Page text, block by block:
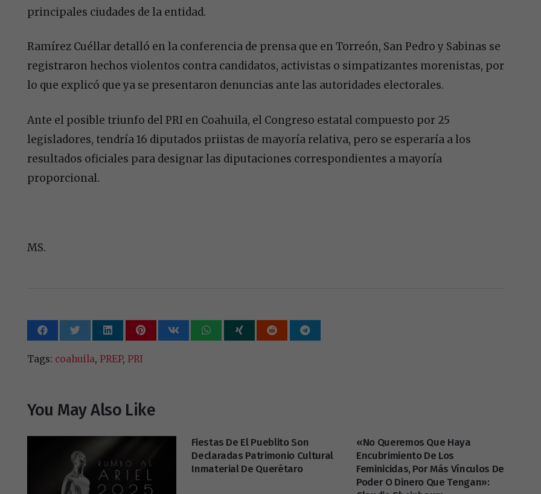
principales ciudades de la entidad.
Ramírez Cuéllar detalló en la conferencia de prensa que en Torreón, San Pedro y Sabinas se
registraron hechos violentos contra candidatos, activistas o simpatizantes morenistas, por
lo que explicó que ya se presentaron denuncias ante las autoridades electorales.
Ante el posible triunfo del PRI en Coahuila, el Congreso estatal compuesto por 25
legisladores, tendría 16 diputados priistas de mayoría relativa, pero se esperaría a los
resultados oficiales para designar las diputaciones correspondientes a mayoría
proporcional.
MS.
Tags: coahuila, PREP, PRI
You May Also Like
Fiestas De El Pueblito Son
Declaradas Patrimonio Cultural
Inmaterial De Querétaro
«No Queremos Que Haya
Encubrimiento De Los
Feminicidas, Por Más Vínculos De
Poder O Dinero Que Tengan»: